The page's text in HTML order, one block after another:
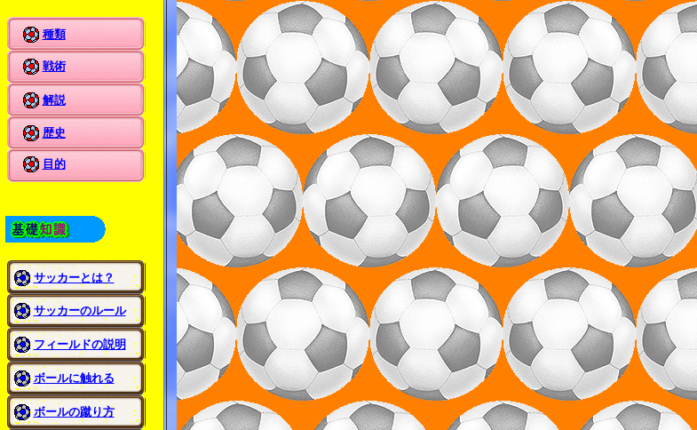
種類
戦術
解説
歴史
目的
サッカーとは？
サッカーのルール
フィールドの説明
ボールに触れる
ボールの蹴り方